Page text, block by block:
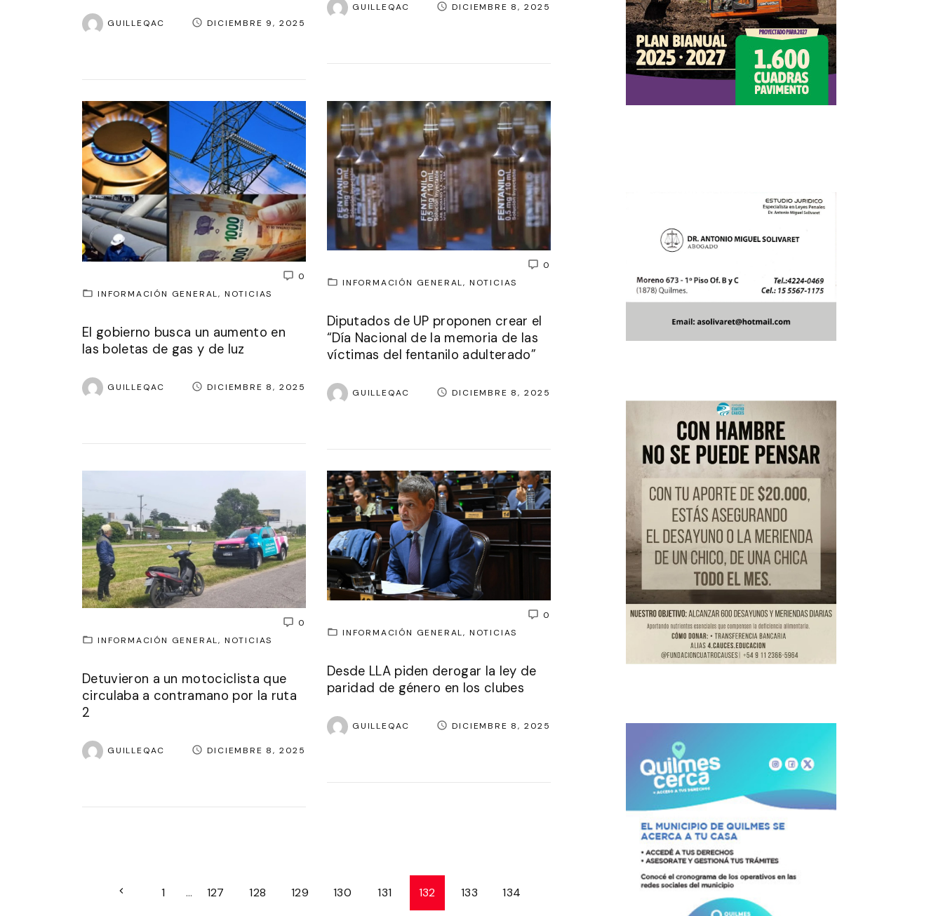
GUILLEQAC DICIEMBRE 9, 2025
GUILLEQAC DICIEMBRE 8, 2025
0
INFORMACIÓN GENERAL NOTICIAS
El gobierno busca un aumento en
las boletas de gas y de luz
GUILLEQAC DICIEMBRE 8, 2025
0
INFORMACIÓN GENERAL NOTICIAS
Diputados de UP proponen crear el
“Día Nacional de la memoria de las
víctimas del fentanilo adulterado”
GUILLEQAC DICIEMBRE 8, 2025
0
INFORMACIÓN GENERAL NOTICIAS
Detuvieron a un motociclista que
circulaba a contramano por la ruta
2
GUILLEQAC DICIEMBRE 8, 2025
0
INFORMACIÓN GENERAL NOTICIAS
Desde LLA piden derogar la ley de
paridad de género en los clubes
GUILLEQAC DICIEMBRE 8, 2025
P 1 … 127 128 129 130 131 132 133 134